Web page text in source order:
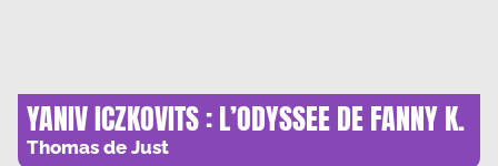
YANIV ICZKOVITS : L’ODYSSEE DE FANNY K.
Thomas de Just